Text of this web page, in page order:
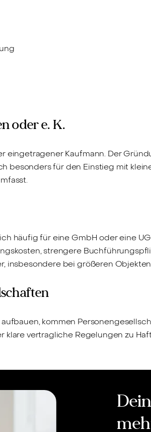
oder e. K.
eingetragener Kaufmann. Der
besonders für den Einstieg mit
häufig für eine GmbH oder eine
strengere
insbesondere bei größeren
kommen
vertragliche Regelungen zu